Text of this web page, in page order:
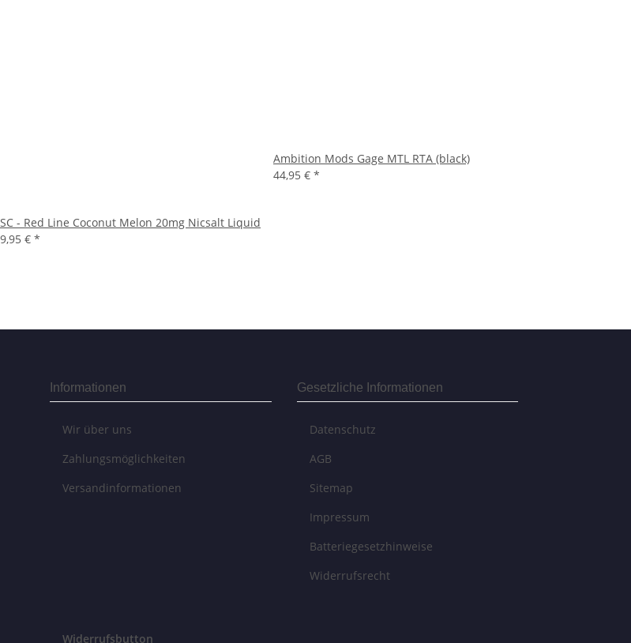
SC - Red Line Coconut Melon 20mg Nicsalt Liquid
9,95 € *
Ambition Mods Gage MTL RTA (black)
44,95 € *
Informationen
Wir über uns
Zahlungsmöglichkeiten
Versandinformationen
Gesetzliche Informationen
Datenschutz
AGB
Sitemap
Impressum
Batteriegesetzhinweise
Widerrufsrecht
Widerrufsbutton